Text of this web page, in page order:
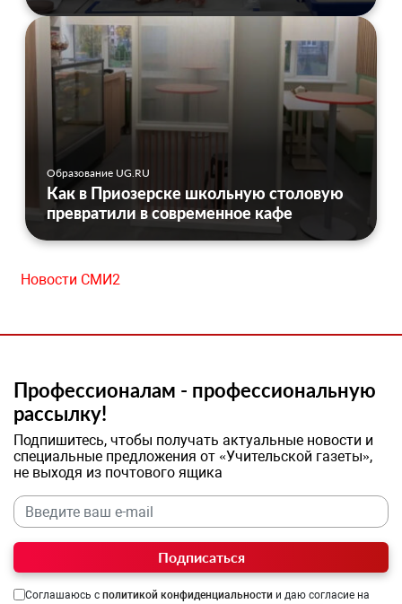
Образование UG.RU
Как в Приозерске школьную столовую
превратили в современное кафе
Новости СМИ2
Профессионалам - профессиональную
рассылку!
Подпишитесь, чтобы получать актуальные новости и
специальные предложения от «Учительской газеты»,
не выходя из почтового ящика
Подписаться
Соглашаюсь с политикой конфиденциальности и даю согласие на